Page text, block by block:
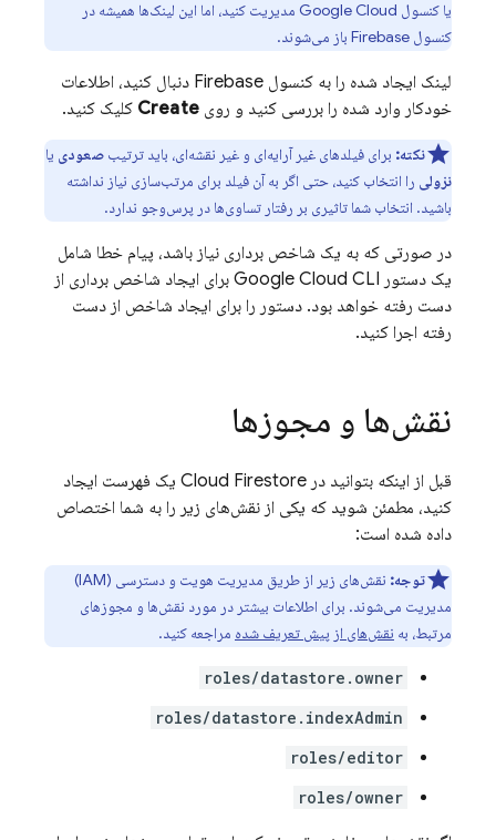
یا کنسول Google Cloud مدیریت کنید، اما این لینک‌ها همیشه در
کنسول Firebase باز می‌شوند.
لینک ایجاد شده را به کنسول Firebase دنبال کنید، اطلاعات
خودکار وارد شده را بررسی کنید و روی Create کلیک کنید.
نکته: برای فیلدهای غیر آرایه‌ای و غیر نقشه‌ای، باید ترتیبصعودی یا
نزولی را انتخاب کنید، حتی اگر به آن فیلد برای مرتب‌سازی نیاز نداشته
باشید. انتخاب شما تاثیری بر رفتار تساوی‌ها در پرس‌وجو ندارد.
در صورتی که به یک شاخص برداری نیاز باشد، پیام خطا شامل
یک دستور Google Cloud CLI برای ایجاد شاخص برداری از
دست رفته خواهد بود. دستور را برای ایجاد شاخص از دست
رفته اجرا کنید.
نقش‌ها و مجوزها
قبل از اینکه بتوانید در Cloud Firestore یک فهرست ایجاد
کنید، مطمئن شوید که یکی از نقش‌های زیر را به شما اختصاص
داده شده است:
توجه:
نقش‌های زیر از طریق مدیریت هویت و دسترسی (IAM)
مدیریت می‌شوند. برای اطلاعات بیشتر در مورد نقش‌ها و مجوزهای
مرتبط، به نقش‌های از پیش تعریف شده مراجعه کنید.
roles/datastore.owner
roles/datastore.indexAdmin
roles/editor
roles/owner